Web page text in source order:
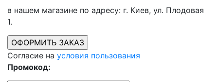
в нашем магазине по адресу: г. Киев, ул. Плодовая
1.
Согласие на условия пользования
Промокод: